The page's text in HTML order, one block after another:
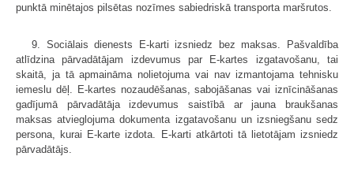
punktā minētajos pilsētas nozīmes sabiedriskā transporta maršrutos.
9. Sociālais dienests E-karti izsniedz bez maksas. Pašvaldība
atlīdzina pārvadātājam izdevumus par E-kartes izgatavošanu, tai
skaitā, ja tā apmaināma nolietojuma vai nav izmantojama tehnisku
iemeslu dēļ. E-kartes nozaudēšanas, sabojāšanas vai iznīcināšanas
gadījumā pārvadātāja izdevumus saistībā ar jauna braukšanas
maksas atvieglojuma dokumenta izgatavošanu un izsniegšanu sedz
persona, kurai E-karte izdota. E-karti atkārtoti tā lietotājam izsniedz
pārvadātājs.